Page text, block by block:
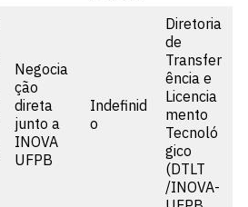
Negocia
ção
direta
junto a
INOVA
UFPB
Indefinid
o
Diretoria
de
Transfer
ência e
Licencia
mento
Tecnoló
gico
(DTLT
/INOVA-